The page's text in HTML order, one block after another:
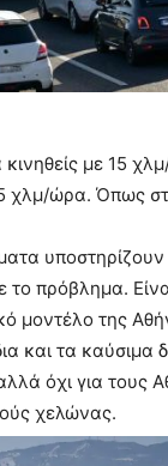
με 15
χλμ/ώρα. Όπως
υποστηρίζουν
πρόβλημα.
μοντέλο της
και τα καύσιμα
όχι για τους
χελώνας.